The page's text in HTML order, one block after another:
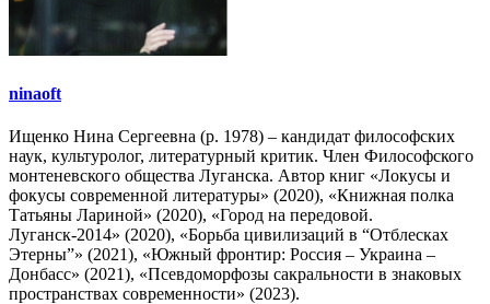
ninaoft
Ищенко Нина Сергеевна (р. 1978) – кандидат философских
наук, культуролог, литературный критик. Член Философского
монтеневского общества Луганска. Автор книг «Локусы и
фокусы современной литературы» (2020), «Книжная полка
Татьяны Лариной» (2020), «Город на передовой.
Луганск-2014» (2020), «Борьба цивилизаций в “Отблесках
Этерны”» (2021), «Южный фронтир: Россия – Украина –
Донбасс» (2021), «Псевдоморфозы сакральности в знаковых
пространствах современности» (2023).